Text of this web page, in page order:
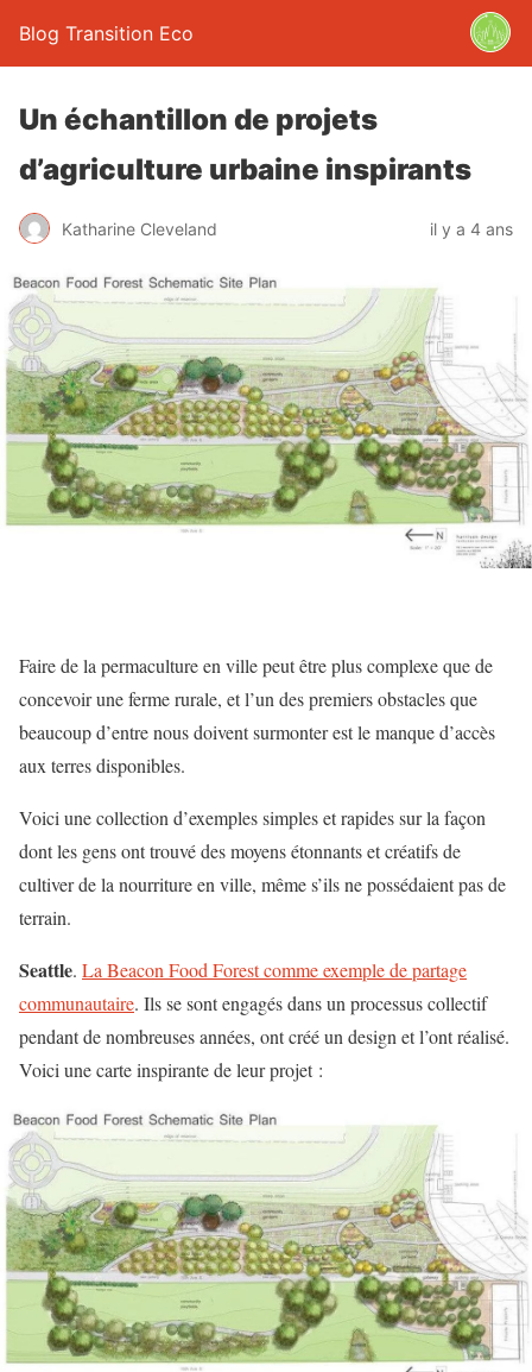
Blog Transition Eco
Un échantillon de projets
d’agriculture urbaine inspirants
Katharine Cleveland il y a 4 ans
Faire de la permaculture en ville peut être plus complexe que de
concevoir une ferme rurale, et l’un des premiers obstacles que
beaucoup d’entre nous doivent surmonter est le manque d’accès
aux terres disponibles.
Voici une collection d’exemples simples et rapides sur la façon
dont les gens ont trouvé des moyens étonnants et créatifs de
cultiver de la nourriture en ville, même s’ils ne possédaient pas de
terrain.
Seattle. La Beacon Food Forest comme exemple de partage
communautaire. Ils se sont engagés dans un processus collectif
pendant de nombreuses années, ont créé un design et l’ont réalisé.
Voici une carte inspirante de leur projet :